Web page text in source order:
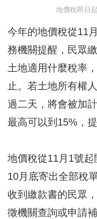
地價稅即日
今年的地價稅從11
務機關提醒，民眾
土地適用什麼稅率
止。若土地所有權
過二天，將會被加
最高可以到15%，
地價稅從11月1號
10月底寄出全部稅
收到繳款書的民眾
徵機關查詢或申請補